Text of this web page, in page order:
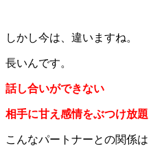
しかし今は、違いますね。
長いんです。
話し合いができない
相手に甘え感情をぶつけ放題
こんなパートナーとの関係は